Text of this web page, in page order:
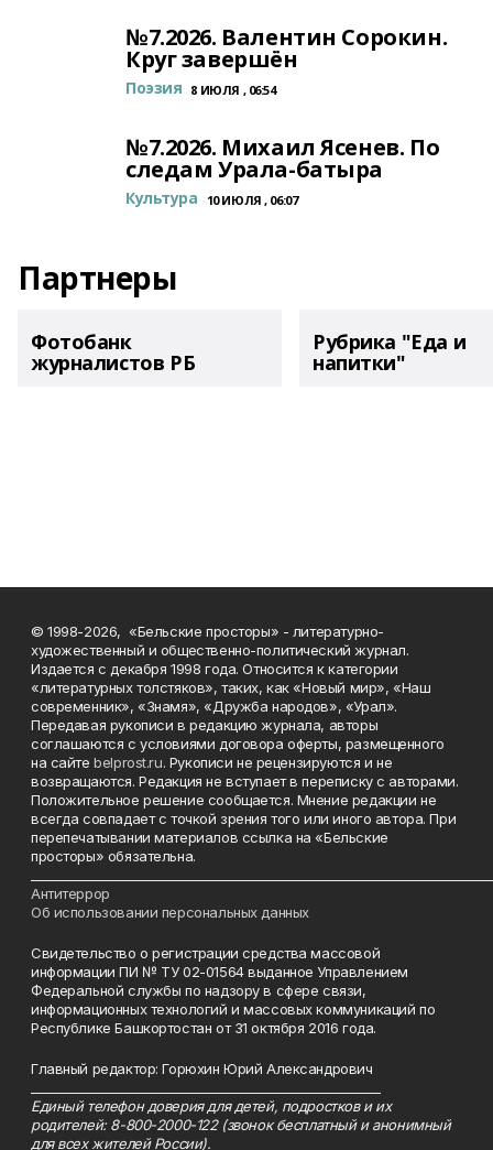
№7.2026. Валентин Сорокин.
Круг завершён
Поэзия 8 ИЮЛЯ , 06:54
№7.2026. Михаил Ясенев. По
следам Урала-батыра
Культура 10 ИЮЛЯ , 06:07
Партнеры
Фотобанк
журналистов РБ
Рубрика "Еда и
напитки"
© 1998-2026, «Бельские просторы» - литературно-
художественный и общественно-политический журнал.
Издается с декабря 1998 года. Относится к категории
«литературных толстяков», таких, как «Новый мир», «Наш
современник», «Знамя», «Дружба народов», «Урал».
Передавая рукописи в редакцию журнала, авторы
соглашаются с условиями договора оферты, размещенного
на сайтеbelprost.ru. Рукописи не рецензируются и не
возвращаются. Редакция не вступает в переписку с авторами.
Положительное решение сообщается. Мнение редакции не
всегда совпадает с точкой зрения того или иного автора. При
перепечатывании материалов ссылка на «Бельские
просторы» обязательна.
Антитеррор
Об использовании персональных данных
Свидетельство о регистрации средства массовой
информации ПИ № ТУ 02-01564 выданное Управлением
Федеральной службы по надзору в сфере связи,
информационных технологий и массовых коммуникаций по
Республике Башкортостан от 31 октября 2016 года.
Главный редактор: Горюхин Юрий Александрович
Единый телефон доверия для детей, подростков и их
родителей: 8-800-2000-122 (звонок бесплатный и анонимный
для всех жителей России).